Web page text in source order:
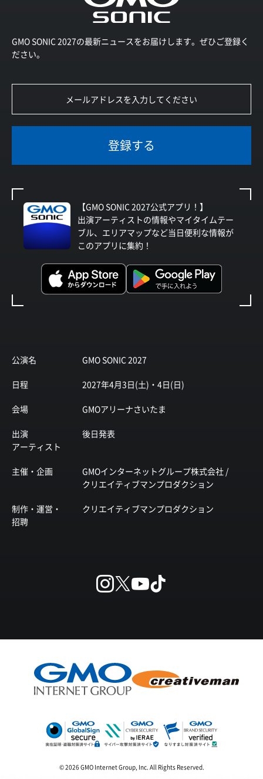
公演名 GMO SONIC 2027
日程 2027年4月3日(土)・4日(日)
会場 GMOアリーナさいたま
出演
アーティスト
後日発表
主催・企画
GMOインターネットグループ株式会社 /
クリエイティブマンプロダクション
制作・運営・
招聘
クリエイティブマンプロダクション
GMO SONIC 2027の最新ニュースをお届けします。ぜひご登録く
ださい。
登録する
【GMO SONIC 2027公式アプリ！】
出演アーティストの情報やマイタイムテー
ブル、エリアマップなど当日便利な情報が
このアプリに集約！
© 2026 GMO Internet Group, Inc. All Rights Reserved.